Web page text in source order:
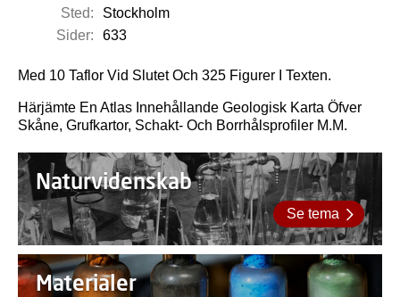
Sted:
Stockholm
Sider:
633
Med 10 Taflor Vid Slutet Och 325 Figurer I Texten.
Härjämte En Atlas Innehållande Geologisk Karta Öfver
Skåne, Grufkartor, Schakt- Och Borrhålsprofiler M.M.
Naturvidenskab
Se tema
Materialer